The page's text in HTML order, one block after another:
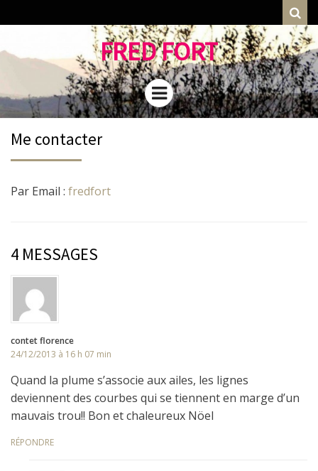
FRED FORT
Menu
Me contacter
Par Email : fredfort
4 MESSAGES
contet florence
24/12/2013 à 16 h 07 min
Quand la plume s’associe aux ailes, les lignes
deviennent des courbes qui se tiennent en marge d’un
mauvais trou!! Bon et chaleureux Nöel
RÉPONDRE